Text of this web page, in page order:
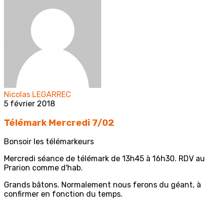
Nicolas LEGARREC
5 février 2018
Télémark Mercredi 7/02
Bonsoir les télémarkeurs
Mercredi séance de télémark de 13h45 à 16h30. RDV au
Prarion comme d'hab.
Grands bâtons. Normalement nous ferons du géant, à
confirmer en fonction du temps.